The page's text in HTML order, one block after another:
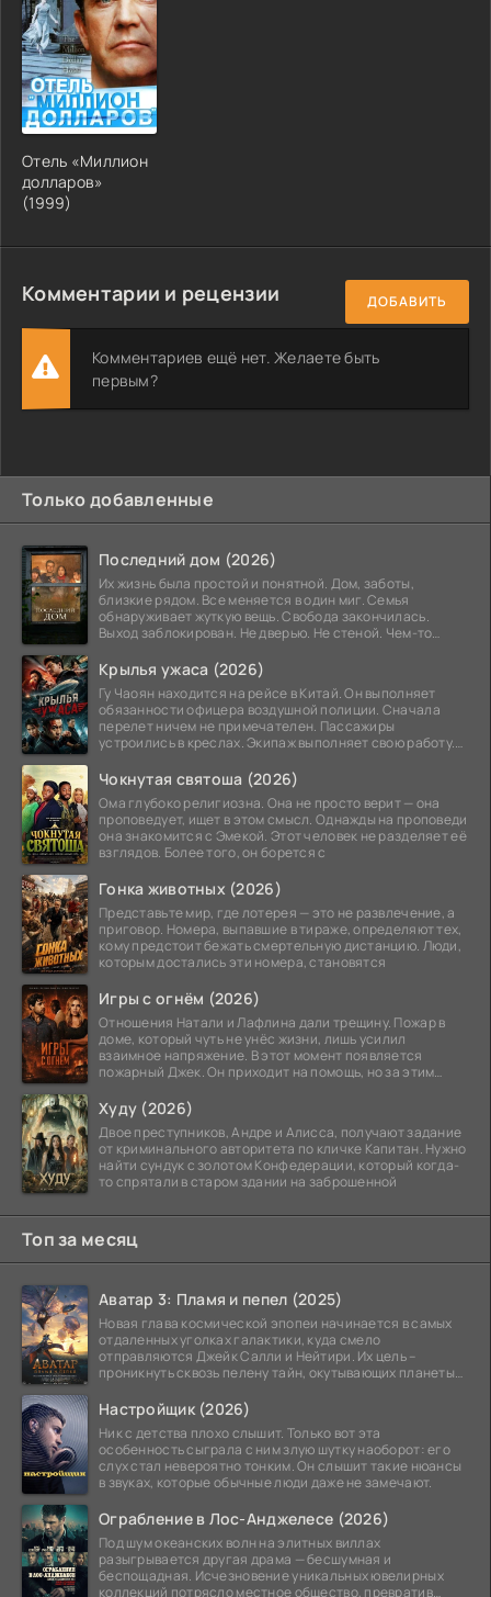
Отель «Миллион
долларов»
(1999)
Комментарии и рецензии ДОБАВИТЬ
Комментариев ещё нет. Желаете быть
первым?
Только добавленные
Последний дом (2026)
Их жизнь была простой и понятной. Дом, заботы,
близкие рядом. Все меняется в один миг. Семья
обнаруживает жуткую вещь. Свобода закончилась.
Выход заблокирован. Не дверью. Не стеной. Чем-то
Крылья ужаса (2026)
Гу Чаоян находится на рейсе в Китай. Он выполняет
обязанности офицера воздушной полиции. Сначала
перелет ничем не примечателен. Пассажиры
устроились в креслах. Экипаж выполняет свою работу.
Чокнутая святоша (2026)
Ома глубоко религиозна. Она не просто верит — она
проповедует, ищет в этом смысл. Однажды на проповеди
она знакомится с Эмекой. Этот человек не разделяет её
взглядов. Более того, он борется с
Гонка животных (2026)
Представьте мир, где лотерея — это не развлечение, а
приговор. Номера, выпавшие в тираже, определяют тех,
кому предстоит бежать смертельную дистанцию. Люди,
которым достались эти номера, становятся
Игры с огнём (2026)
Отношения Натали и Лафлина дали трещину. Пожар в
доме, который чуть не унёс жизни, лишь усилил
взаимное напряжение. В этот момент появляется
пожарный Джек. Он приходит на помощь, но за этим
Худу (2026)
Двое преступников, Андре и Алисса, получают задание
от криминального авторитета по кличке Капитан. Нужно
найти сундук с золотом Конфедерации, который когда-
то спрятали в старом здании на заброшенной
Топ за месяц
Аватар 3: Пламя и пепел (2025)
Новая глава космической эпопеи начинается в самых
отдаленных уголках галактики, куда смело
отправляются Джейк Салли и Нейтири. Их цель –
проникнуть сквозь пелену тайн, окутывающих планеты
Настройщик (2026)
Ник с детства плохо слышит. Только вот эта
особенность сыграла с ним злую шутку наоборот: его
слух стал невероятно тонким. Он слышит такие нюансы
в звуках, которые обычные люди даже не замечают.
Ограбление в Лос-Анджелесе (2026)
Под шум океанских волн на элитных виллах
разыгрывается другая драма — бесшумная и
беспощадная. Исчезновение уникальных ювелирных
коллекций потрясло местное общество, превратив